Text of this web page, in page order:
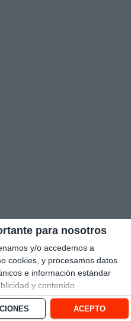
para nosotros
y/o accedemos a
cookies, y procesamos datos
e información estándar
y contenido
y contenido, investigación
Con su permiso, nosotros y
ACEPTO